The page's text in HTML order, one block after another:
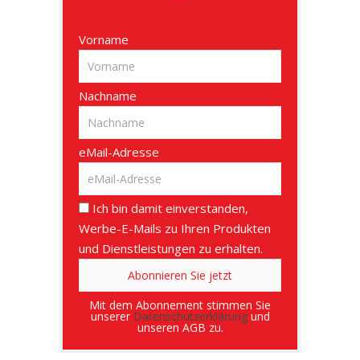
Vorname
Nachname
eMail-Adresse
Ich bin damit einverstanden,
Werbe-E-Mails zu Ihren Produkten
und Dienstleistungen zu erhalten.
Mit dem Abonnement stimmen Sie
unserer Datenschutzerklärungund
unseren AGB zu.